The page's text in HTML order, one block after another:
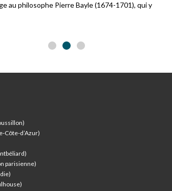
au philosophe Pierre Bayle (1674-1701), qui y
Côte-d’Azur)
parisienne)